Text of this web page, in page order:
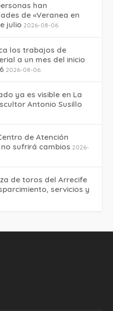
han
de «Veranea en
julio 2026-08-06
los trabajos de
a un mes del inicio
2026-08-06
ya es visible en La
Antonio Susillo
de Atención
sufrirá cambios 2026-
de toros del Arrecife
servicios y